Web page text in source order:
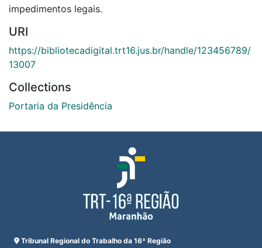
impedimentos legais.
URI
https://bibliotecadigital.trt16.jus.br/handle/123456789/
13007
Collections
Portaria da Presidência
Tribunal Regional do Trabalho da 16ª Região